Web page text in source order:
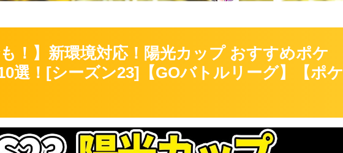
も！】新環境対応！陽光カップ おすすめポケ
選！[シーズン23]【GOバトルリーグ】【ポケ